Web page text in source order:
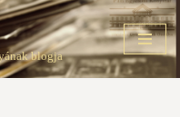
blogja